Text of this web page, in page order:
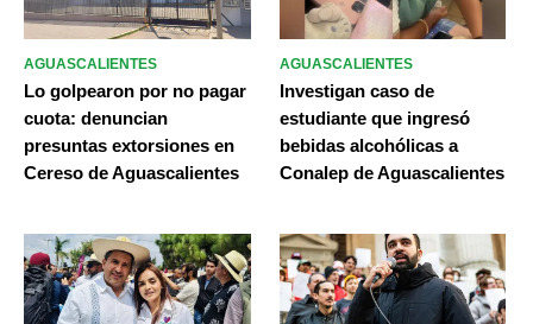
AGUASCALIENTES
Lo golpearon por no pagar
cuota: denuncian
presuntas extorsiones en
Cereso de Aguascalientes
AGUASCALIENTES
Investigan caso de
estudiante que ingresó
bebidas alcohólicas a
Conalep de Aguascalientes